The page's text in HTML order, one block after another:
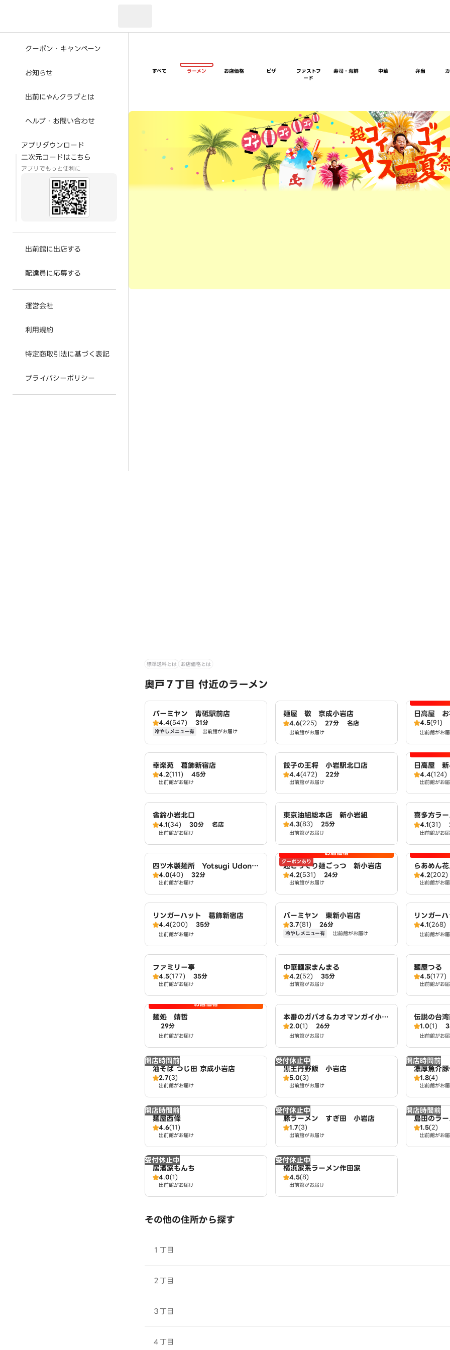
クーポン・キャンペーン
お知らせ
出前にゃんクラブとは
ヘルプ・お問い合わせ
アプリダウンロード
二次元コードはこちら
アプリでもっと便利に
出前館に出店する
配達員に応募する
運営会社
利用規約
特定商取引法に基づく表記
プライバシーポリシー
すべて ラーメン お店価格 ピザ
ファストフ
ード
寿司・海鮮 中華 弁当
超ゴイゴイヤスー夏祭
標準送料とは お店価格とは
奥戸７丁目 付近のラーメン
バーミヤン 青砥駅前店
4.4(547) 31分
冷やしメニュー有 出前館がお届け
麺屋 敬 京成小岩店
4.6(225) 27分 名店
出前館がお届け
日高屋 お
4.5(91)
出前館がお
幸楽苑 葛飾新宿店
4.2(111) 45分
出前館がお届け
餃子の王将 小岩駅北口店
4.4(472) 22分
出前館がお届け
日高屋 新
4.4(124)
出前館がお
舎鈴小岩北口
4.1(34) 30分 名店
出前館がお届け
東京油組総本店 新小岩組
4.3(83) 25分
出前館がお届け
喜多方ラ
4.1(31)
出前館がお
四ツ木製麺所 Yotsugi Udon‐
making factory
4.0(40) 32分
出前館がお届け
クーポンあり
お店価格
超ごってり麺ごっつ 新小岩店
4.2(531) 24分
出前館がお届け
らあめん
4.2(202)
出前館がお
リンガーハット 葛飾新宿店
4.4(200) 35分
出前館がお届け
バーミヤン 東新小岩店
3.7(81) 26分
冷やしメニュー有 出前館がお届け
リンガー
4.1(268)
出前館がお
ファミリー亭
4.5(177) 35分
出前館がお届け
中華麺家まんまる
4.2(52) 35分
出前館がお届け
麺屋つる
4.5(177)
出前館がお
お店価格
麺処 靖哲
29分
出前館がお届け
本番のガパオ＆カオマンガイ小岩
店2.0(1) 26分
出前館がお届け
伝説の台
ポーロー
Taiwan
s 南小岩店
1.0(1)
出前館がお
開店時間前
油そば つじ田 京成小岩店
2.7(3)
出前館がお届け
受付休止中
黒王丹野飯 小岩店
5.0(3)
出前館がお届け
開店時間前
濃厚魚介
成小岩店
1.8(4)
出前館がお
開店時間前
麺屋西條
4.6(11)
出前館がお届け
受付休止中
豚ラーメン すぎ田 小岩店
1.7(3)
出前館がお届け
開店時間前
島田のラ
2丁目店
1.5(2)
出前館がお
受付休止中
居酒家もんち
4.0(1)
出前館がお届け
受付休止中
横浜家系ラーメン作田家
4.5(8)
出前館がお届け
その他の住所から探す
１丁目
２丁目
３丁目
４丁目